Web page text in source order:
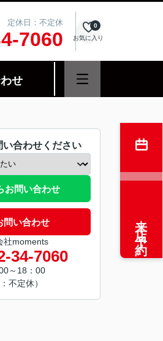
定休日：不定休
7060 お気に入り
0
せ
い合わせください
お問い合わせ
問い合わせ
社moments
34-7060
～18：00
：不定休）
来店予約